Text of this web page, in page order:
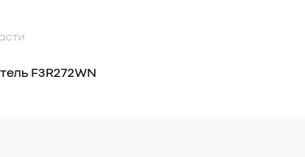
F3R272WN